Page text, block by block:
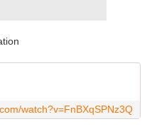
watch?v=FnBXqSPNz3Q